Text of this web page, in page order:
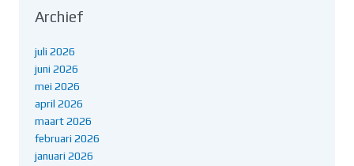
Archief
juli 2026
juni 2026
mei 2026
april 2026
maart 2026
februari 2026
januari 2026